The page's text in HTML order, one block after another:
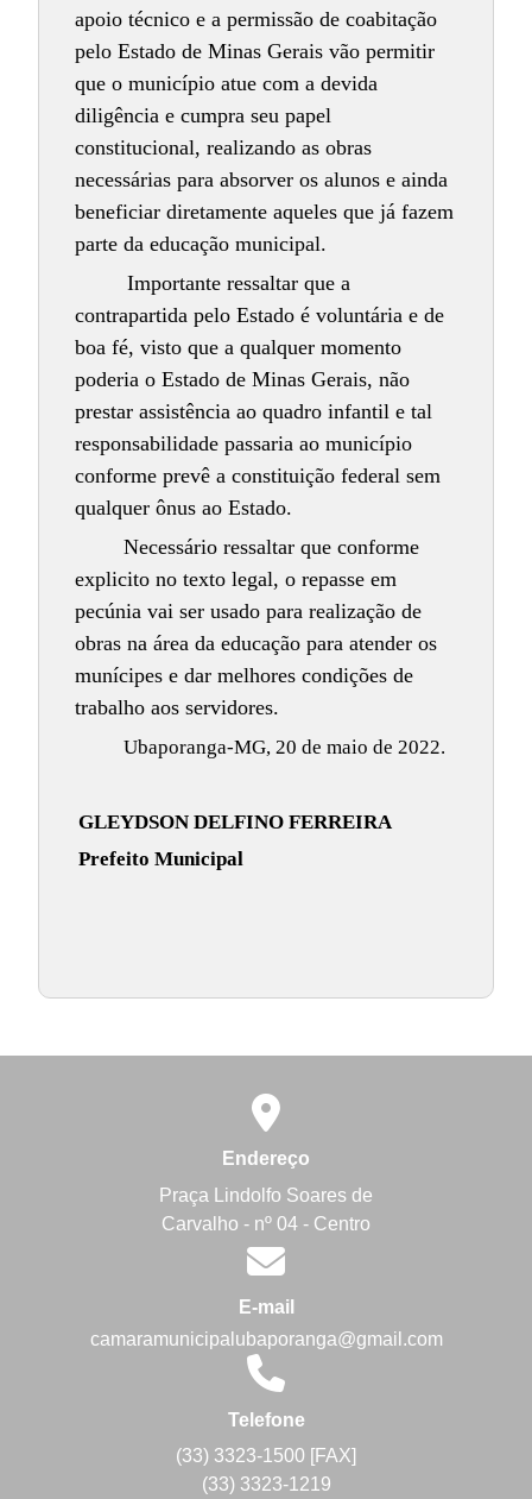
apoio técnico e a permissão de coabitação
pelo Estado de Minas Gerais vão permitir
que o município atue com a devida
diligência e cumpra seu papel
constitucional, realizando as obras
necessárias para absorver os alunos e ainda
beneficiar diretamente aqueles que já fazem
parte da educação municipal.
Importante ressaltar que a
contrapartida pelo Estado é voluntária e de
boa fé, visto que a qualquer momento
poderia o Estado de Minas Gerais, não
prestar assistência ao quadro infantil e tal
responsabilidade passaria ao município
conforme prevê a constituição federal sem
qualquer ônus ao Estado.
Necessário ressaltar que conforme
explicito no texto legal, o repasse em
pecúnia vai ser usado para realização de
obras na área da educação para atender os
munícipes e dar melhores condições de
trabalho aos servidores.
Ubaporanga-MG, 20 de maio de 2022.
GLEYDSON DELFINO FERREIRA
Prefeito Municipal
Endereço
Praça Lindolfo Soares de
Carvalho - nº 04 - Centro
E-mail
camaramunicipalubaporanga@gmail.com
Telefone
(33) 3323-1500 [FAX]
(33) 3323-1219